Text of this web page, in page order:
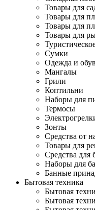
Товары для
Товары для
Товары для
Товары для
Сумки
Одежда и
Мангалы
Грили
Коптильни
Наборы для
Термосы
Зонты
Средства от
Товары для
Средства для
Наборы для
Банные
Бытовая техника
Бытовая
Бытовая